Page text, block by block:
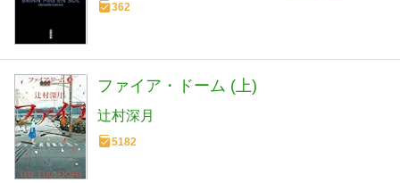
362
ファイア・ドーム (上)
辻村深月
5182